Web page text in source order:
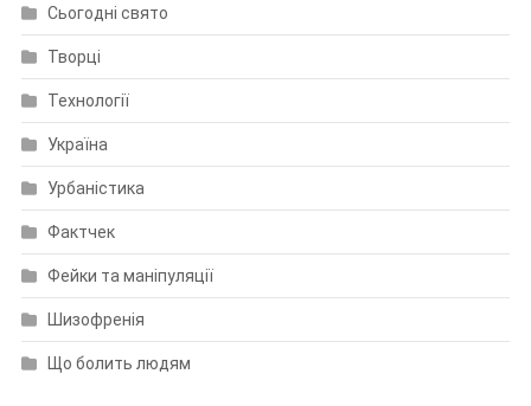
Сьогодні свято
Творці
Технології
Україна
Урбаністика
Фактчек
Фейки та маніпуляції
Шизофренія
Що болить людям